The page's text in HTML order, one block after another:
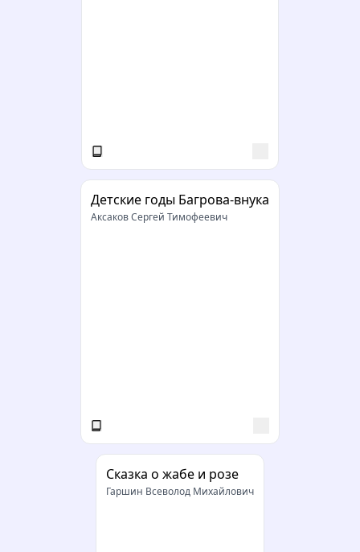
Детские годы Багрова-внука
Аксаков Сергей Тимофеевич
Сказка о жабе и розе
Гаршин Всеволод Михайлович